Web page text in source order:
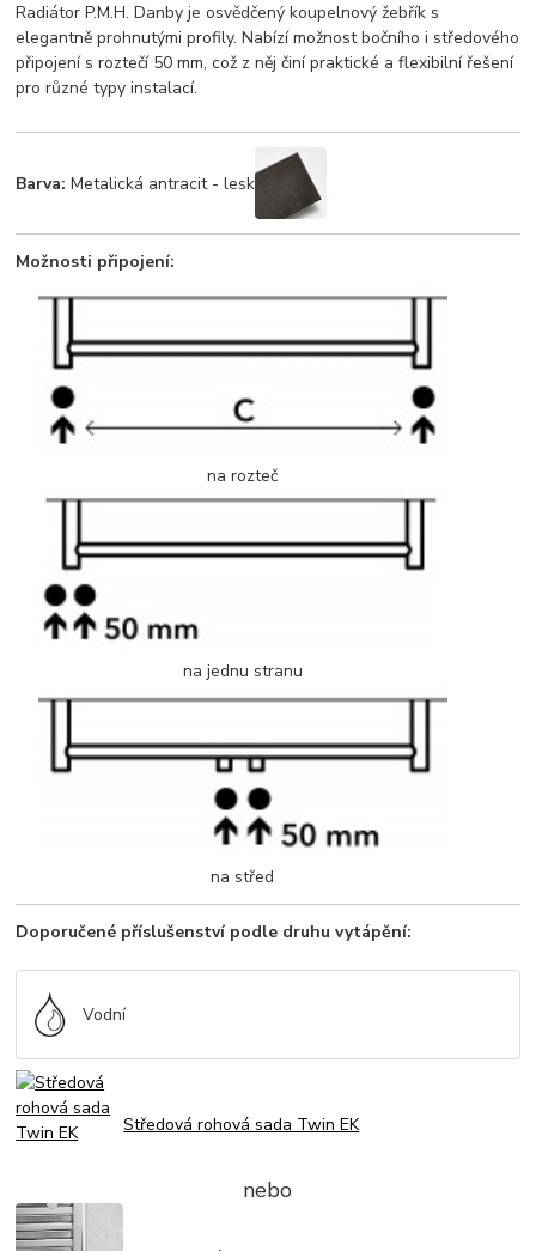
Radiátor P.M.H. Danby je osvědčený koupelnový žebřík s
elegantně prohnutými profily. Nabízí možnost bočního i středového
připojení s roztečí 50 mm, což z něj činí praktické a flexibilní řešení
pro různé typy instalací.
Barva: Metalická antracit - lesk
Možnosti připojení:
na rozteč
na jednu stranu
na střed
Doporučené příslušenství podle druhu vytápění:
Vodní
Středová rohová sada Twin EK
nebo